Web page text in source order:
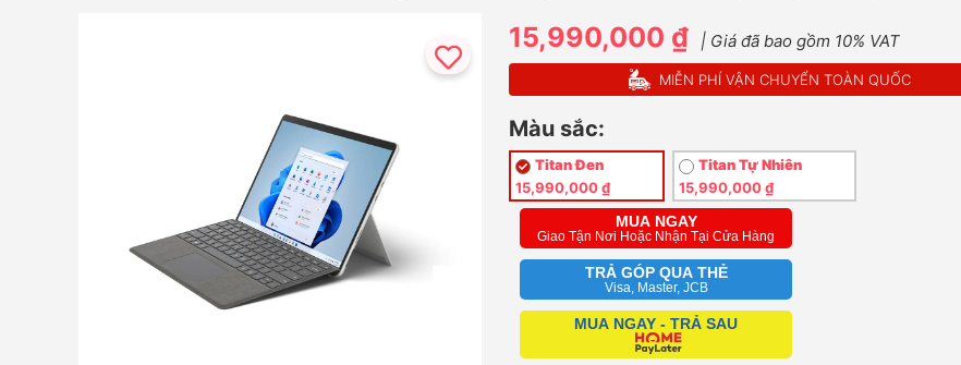
15,990,000 ₫ | Giá đã bao gồm 10% VAT
MIỄN PHÍ VẬN CHUYỂN TOÀN QUỐC
Màu sắc:
Titan Đen
15,990,000 ₫
Titan Tự Nhiên
15,990,000 ₫
MUA NGAY
Giao Tận Nơi Hoặc Nhận Tại Cửa Hàng
TRẢ GÓP QUA THẺ
Visa, Master, JCB
MUA NGAY - TRẢ SAU